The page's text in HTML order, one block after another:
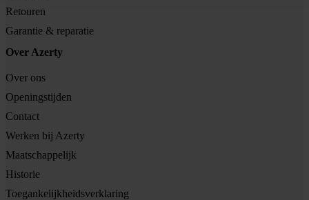
Retouren
Garantie & reparatie
Over Azerty
Over ons
Openingstijden
Contact
Werken bij Azerty
Maatschappelijk
Historie
Toegankelijkheidsverklaring